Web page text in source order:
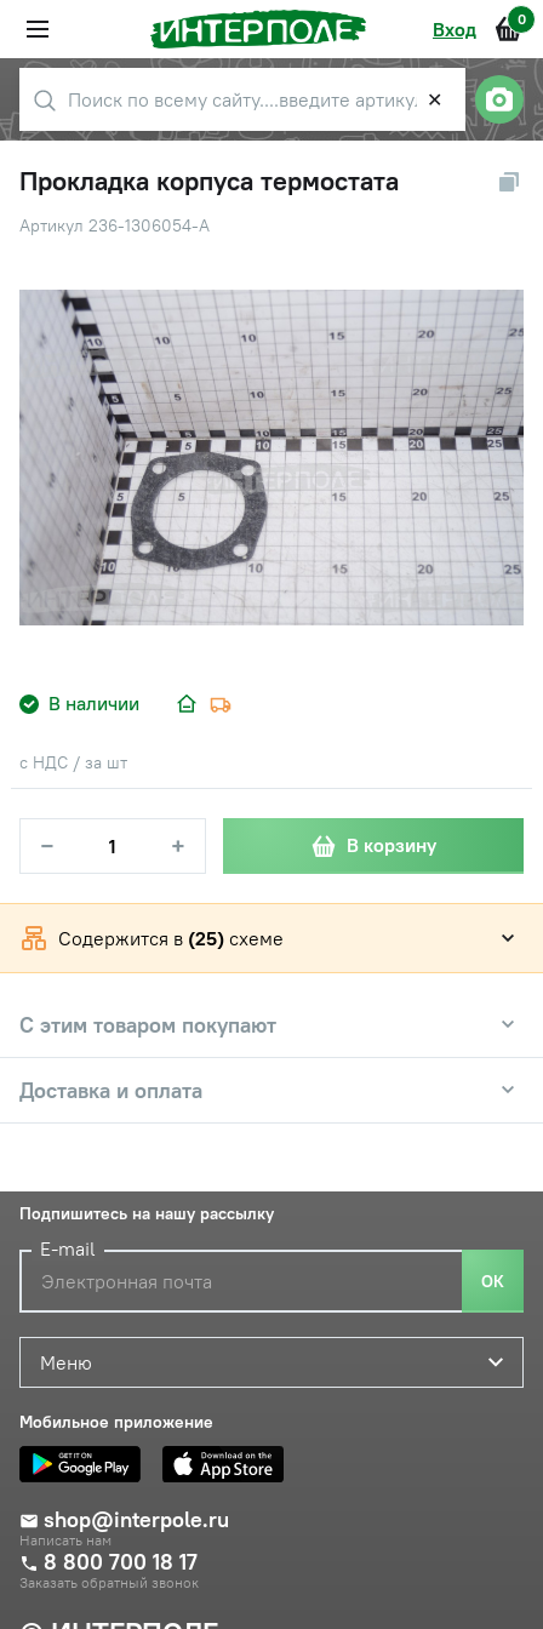
Вход 0
✕
Прокладка корпуса термостата
Артикул 236-1306054-А
В наличии
с НДС / за шт
− + В корзину
Содержится в (25) схеме
С этим товаром покупают
Доставка и оплата
Меню
Мобильное приложение
shop@interpole.ru
Написать нам
8 800 700 18 17
Заказать обратный звонок
Подпишитесь на нашу рассылку
E-mail
ОК